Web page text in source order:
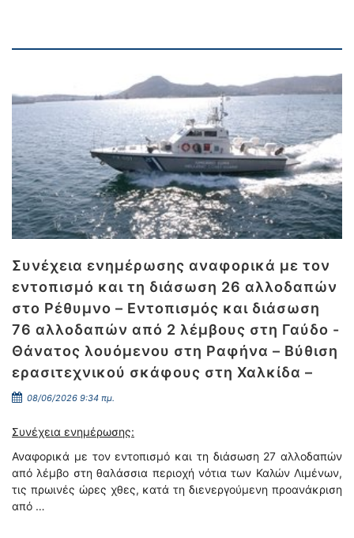
Συνέχεια ενημέρωσης αναφορικά με τον
εντοπισμό και τη διάσωση 26 αλλοδαπών
στο Ρέθυμνο – Εντοπισμός και διάσωση
76 αλλοδαπών από 2 λέμβους στη Γαύδο -
Θάνατος λουόμενου στη Ραφήνα – Βύθιση
ερασιτεχνικού σκάφους στη Χαλκίδα –
08/06/2026 9:34 πμ.
Συνέχεια ενημέρωσης:
Αναφορικά με τον εντοπισμό και τη διάσωση 27 αλλοδαπών
από λέμβο στη θαλάσσια περιοχή νότια των Καλών Λιμένων,
τις πρωινές ώρες χθες, κατά τη διενεργούμενη προανάκριση
από …